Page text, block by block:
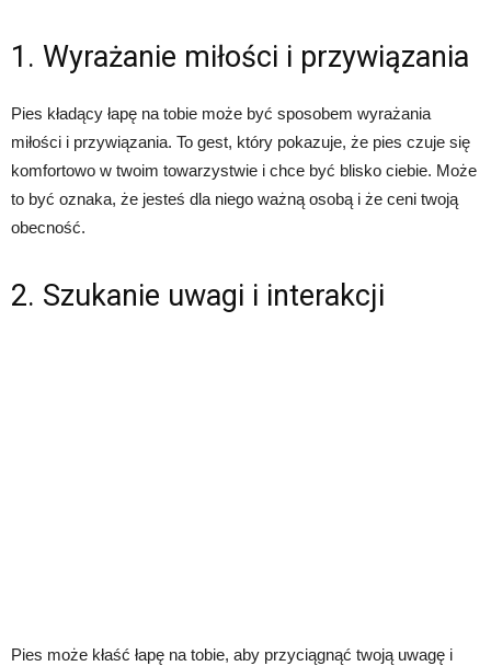
1. Wyrażanie miłości i przywiązania
Pies kładący łapę na tobie może być sposobem wyrażania
miłości i przywiązania. To gest, który pokazuje, że pies czuje się
komfortowo w twoim towarzystwie i chce być blisko ciebie. Może
to być oznaka, że jesteś dla niego ważną osobą i że ceni twoją
obecność.
2. Szukanie uwagi i interakcji
Pies może kłaść łapę na tobie, aby przyciągnąć twoją uwagę i